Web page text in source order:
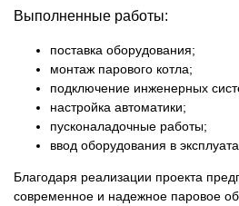
Выполненные работы:
поставка оборудования;
монтаж парового котла;
подключение инженерных
настройка автоматики;
пусконаладочные работы;
ввод оборудования в
Благодаря реализации проекта
современное и надежное паровое